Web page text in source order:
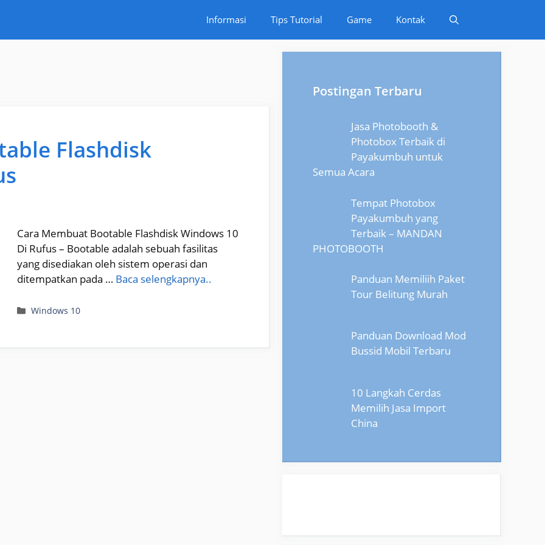
Informasi Tips Tutorial Game Kontak
Flashdisk
Cara Membuat Bootable Flashdisk Windows 10
Di Rufus – Bootable adalah sebuah fasilitas
yang disediakan oleh sistem operasi dan
ditempatkan pada … Baca selengkapnya..
Categories
Windows 10
Postingan Terbaru
Jasa Photobooth &
Photobox Terbaik di
Payakumbuh untuk
Semua Acara
Tempat Photobox
Payakumbuh yang
Terbaik – MANDAN
PHOTOBOOTH
Panduan Memiliih Paket
Tour Belitung Murah
Panduan Download Mod
Bussid Mobil Terbaru
10 Langkah Cerdas
Memilih Jasa Import
China